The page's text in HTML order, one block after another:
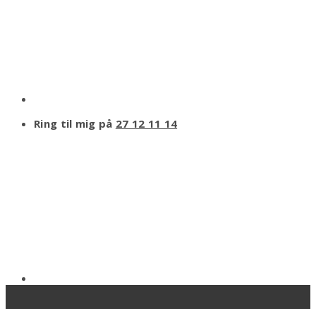
Ring til mig på 27 12 11 14